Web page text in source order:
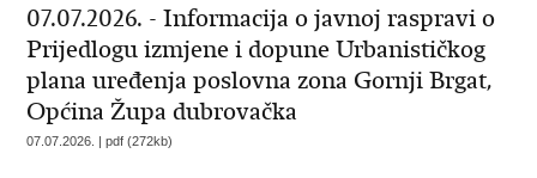
07.07.2026. - Informacija o javnoj raspravi o
Prijedlogu izmjene i dopune Urbanističkog
plana uređenja poslovna zona Gornji Brgat,
Općina Župa dubrovačka
07.07.2026. | pdf (272kb)